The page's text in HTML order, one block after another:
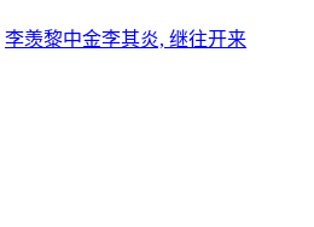
李羡黎中金李其炎, 继往开来